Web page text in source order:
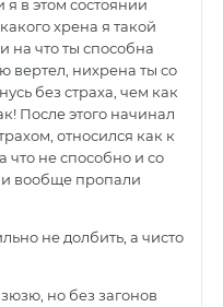
в этом состоянии
хрена я такой
на что ты способна
вертел, нихрена ты со
без страха, чем как
После этого начинал
относился как к
что не способно и со
и вообще пропали
не долбить, а чисто
но без загонов